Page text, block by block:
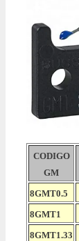
CODIGO
GM
8GMT0.5
8GMT1
8GMT1.33